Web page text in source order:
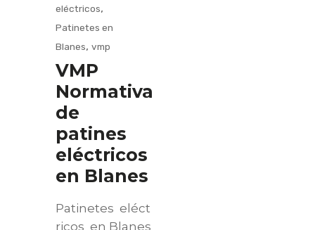
eléctricos,
Patinetes en
Blanes, vmp
VMP
Normativa
de
patines
eléctricos
en Blanes
Patinetes eléct
ricos en Blanes